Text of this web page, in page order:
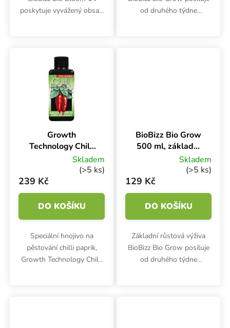
poskytuje vyvážený obsah
bujné květy a chutné
plody.
od druhého týdne
Growth
Technology Chilli
Focus 1 l, hnojivo
na chilli papričky
Skladem
(>5 ks)
239 Kč
DO KOŠÍKU
Speciální hnojivo na
pěstování chilli paprik,
Growth Technology Chilli
BioBizz Bio Grow
500 ml, základní
bio hnojivo na růst
Skladem
(>5 ks)
129 Kč
DO KOŠÍKU
Základní růstová výživa
BioBizz Bio Grow posiluje
od druhého týdne